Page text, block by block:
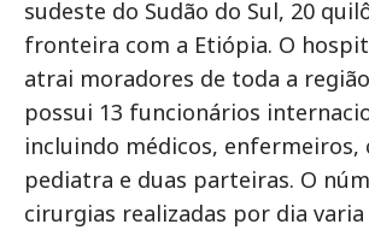
sudeste do Sudão do Sul, 20
fronteira com a Etiópia. O
atrai moradores de toda a
possui 13 funcionários
incluindo médicos, enfermeiros,
pediatra e duas parteiras. O
cirurgias realizadas por dia varia